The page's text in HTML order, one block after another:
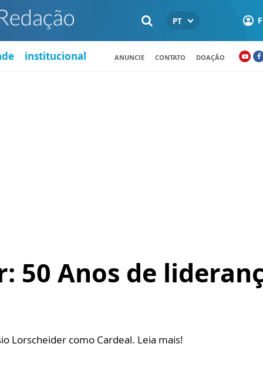
PT
institucional ANUNCIE CONTATO DOAÇÃO
50 Anos de
Lorscheider como Cardeal. Leia mais!